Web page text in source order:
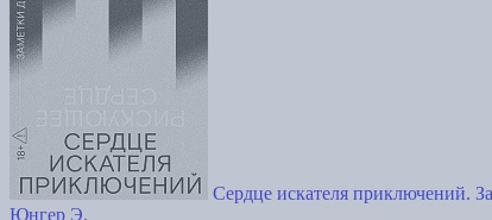
Сердце искателя приключений.
Юнгер Э.